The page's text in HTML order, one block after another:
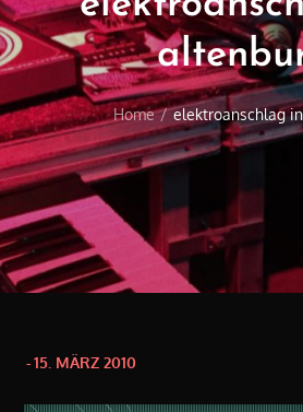
Home elektroanschlag
Posted
15. MÄRZ 2010